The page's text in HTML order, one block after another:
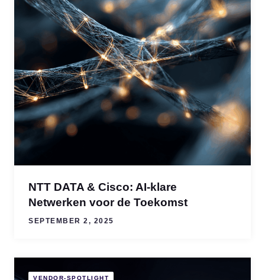
NTT DATA & Cisco: AI-klare
Netwerken voor de Toekomst
SEPTEMBER 2, 2025
VENDOR-SPOTLIGHT